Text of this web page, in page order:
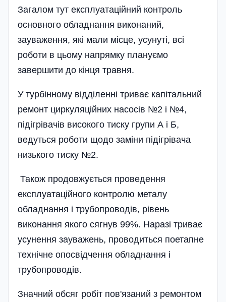
Загалом тут експлуатаційний контроль
основного обладнання виконаний,
зауваження, які мали місце, усунуті, всі
роботи в цьому напрямку плануємо
завершити до кінця травня.
У турбінному відділенні триває капітальний
ремонт циркуляційних насосів №2 і №4,
підігрівачів високого тиску групи А і Б,
ведуться роботи щодо заміни підігрівача
низького тиску №2.
Також продовжується проведення
експлуатаційного контролю металу
обладнання і трубопроводів, рівень
виконання якого сягнув 99%. Наразі триває
усунення зауважень, проводиться поетапне
технічне опосвідчення обладнання і
трубопроводів.
Значний обсяг робіт пов'язаний з ремонтом